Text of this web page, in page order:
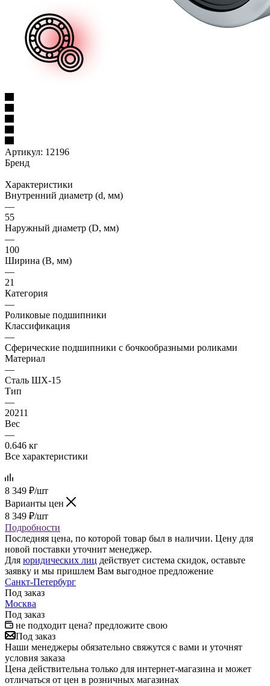
Артикул: 12196
Бренд
Характеристики
Внутренний диаметр (d, мм)
—
55
Наружный диаметр (D, мм)
—
100
Ширина (B, мм)
—
21
Категория
—
Роликовые подшипники
Классификация
—
Сферические подшипники с бочкообразными роликами
Материал
—
Сталь ШХ-15
Тип
—
20211
Вес
—
0.646 кг
Все характеристики
8 349 ₽/шт
Варианты цен
8 349 ₽/шт
Подробности
Последняя цена, по которой товар был в наличии. Цену для
новой поставки уточнит менеджер.
Для юридических лиц действует система скидок, оставьте
заявку и мы пришлем Вам выгодное предложение
Санкт-Петербург
Под заказ
Москва
Под заказ
не подходит цена? предложите свою
Под заказ
Наши менеджеры обязательно свяжутся с вами и уточнят
условия заказа
Цена действительна только для интернет-магазина и может
отличаться от цен в розничных магазинах